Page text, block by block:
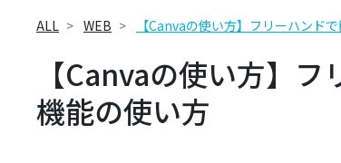
ALL WEB 【Canvaの使い方】フリーハンド
【Canvaの使い方】
機能の使い方